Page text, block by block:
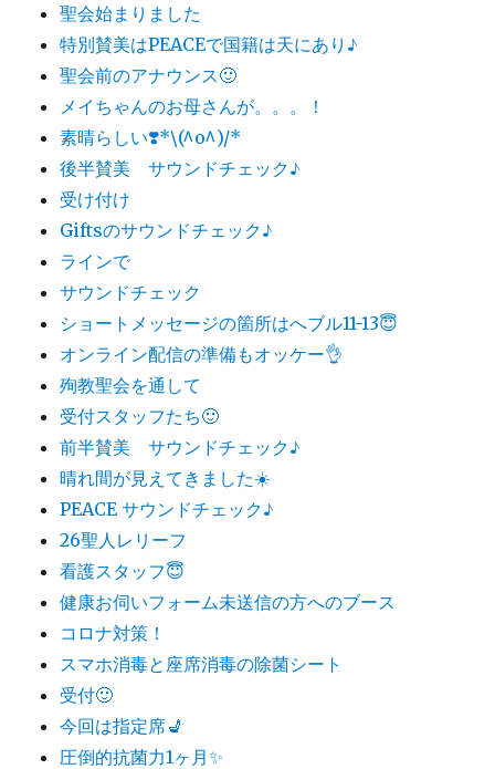
聖会始まりました
特別賛美はPEACEで国籍は天にあり♪
聖会前のアナウンス🙂
メイちゃんのお母さんが。。。！
素晴らしい❣️*\(^o^)/*
後半賛美 サウンドチェック♪
受け付け
Giftsのサウンドチェック♪
ラインで
サウンドチェック
ショートメッセージの箇所はへブル11-13😇
オンライン配信の準備もオッケー👌
殉教聖会を通して
受付スタッフたち🙂
前半賛美 サウンドチェック♪
晴れ間が見えてきました☀️
PEACE サウンドチェック♪
26聖人レリーフ
看護スタッフ😇
健康お伺いフォーム未送信の方へのブース
コロナ対策！
スマホ消毒と座席消毒の除菌シート
受付🙂
今回は指定席💺
圧倒的抗菌力1ヶ月✨